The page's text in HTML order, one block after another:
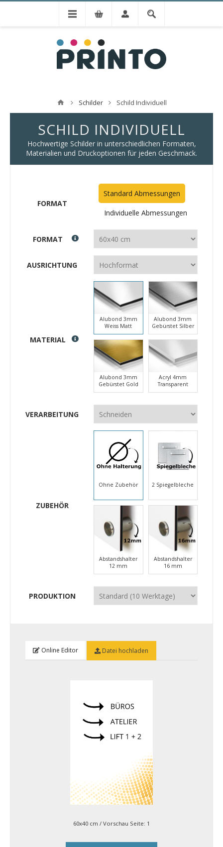
Schilder Schild Individuell
SCHILD INDIVIDUELL
Hochwertige Schilder in unterschiedlichen Formaten,
Materialien und Druckoptionen für jeden Geschmack.
FORMAT
Standard Abmessungen
Individuelle Abmessungen
FORMAT
AUSRICHTUNG
MATERIAL
Alubond 3mm
Weiss Matt
Alubond 3mm
Gebürstet Silber
Alubond 3mm
Gebürstet Gold
Acryl 4mm
Transparent
VERARBEITUNG
ZUBEHÖR
Ohne Zubehör 2 Spiegelbleche
Abstandshalter
12 mm
Abstandshalter
16 mm
PRODUKTION
Online Editor Datei hochladen
60x40 cm / Vorschau Seite: 1